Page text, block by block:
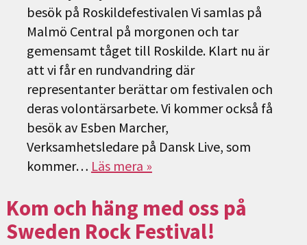
besök på Roskildefestivalen Vi samlas på
Malmö Central på morgonen och tar
gemensamt tåget till Roskilde. Klart nu är
att vi får en rundvandring där
representanter berättar om festivalen och
deras volontärsarbete. Vi kommer också få
besök av Esben Marcher,
Verksamhetsledare på Dansk Live, som
kommer… Läs mera »
Kom och häng med oss på
Sweden Rock Festival!